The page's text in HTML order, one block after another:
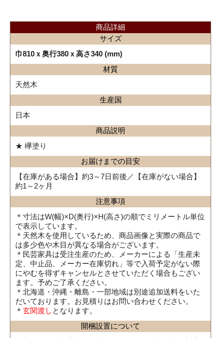
商品詳細
サイズ
巾810ｘ奥行380ｘ高さ340 (mm)
材質
天然木
生産国
日本
商品説明
★ 欅塗り
お届けまでの目安
【在庫がある場合】約3～7日前後／【在庫がない場合】
約1～2ヶ月
注意事項
＊寸法はW(幅)×D(奥行)×H(高さ)の順でミリメートル単位
で表示しています。
＊天然木を使用しているため、商品画像と実際の商品で
は多少色や木目が異なる場合がございます。
＊民芸家具は受注生産のため、メーカーによる「生産未
定、中止品、メーカー在庫切れ」等で入荷予定がない際
にやむを得ずキャンセルとさせていただく場合もござい
ます。予めご了承ください。
＊北海道・沖縄・離島・一部地域は別途追加送料をいた
だいております。お見積りはお問い合わせください。
＊ 玄関渡し となります。
開梱設置について